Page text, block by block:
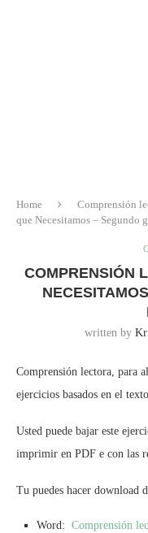
Home Comprensión
que Necesitamos – Segundo
COMPRENSIÓN
written by
Comprensión lectora, para
ejercicios basados en el
Usted puede bajar este
imprimir en PDF e con las
Tu puedes hacer download
Word: Comprensión